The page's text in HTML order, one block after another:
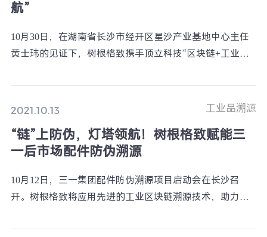
航”
10月30日，在湖南省长沙市经开区星沙产业基地中心主任
黄士玮的见证下，树根格致携手顶立科技“区块链+工业互
基础赋能平台，双方将共同打造敏捷供应链体系、建设数
2021.10.13 工业品溯源
“链”上防伪，灯塔领航！树根格致赋能三
一后市场配件防伪溯源
10月12日，三一集团配件防伪溯源项目启动会在长沙召
开。树根格致将应用先进的工业区块链溯源技术，助力三